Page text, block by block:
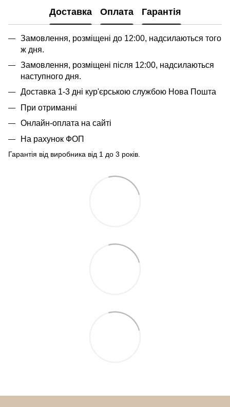
Доставка Оплата Гарантія
Замовлення, розміщені до 12:00, надсилаються того
ж дня.
Замовлення, розміщені після 12:00, надсилаються
наступного дня.
Доставка 1-3 дні кур'єрською службою Нова Пошта
При отриманні
Онлайн-оплата на сайті
На рахунок ФОП
Гарантія від виробника від 1 до 3 років.